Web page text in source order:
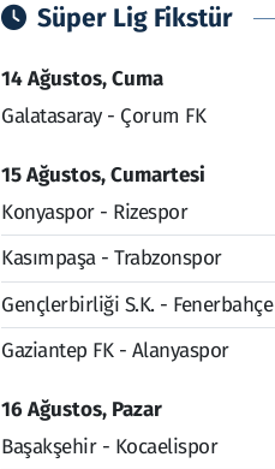
Süper Lig Fikstür
14 Ağustos, Cuma
Galatasaray - Çorum FK
15 Ağustos, Cumartesi
Konyaspor - Rizespor
Kasımpaşa - Trabzonspor
Gençlerbirliği S.K. - Fenerbahçe
Gaziantep FK - Alanyaspor
16 Ağustos, Pazar
Başakşehir - Kocaelispor